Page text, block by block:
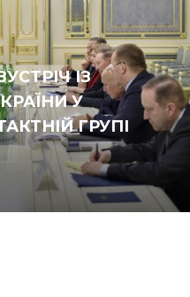
ІЗ
У
ГРУПІ